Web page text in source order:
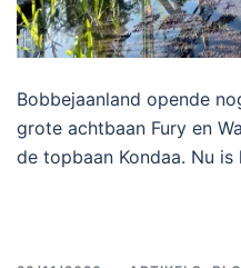
Bobbejaanland opende
grote achtbaan Fury en
de topbaan Kondaa. Nu